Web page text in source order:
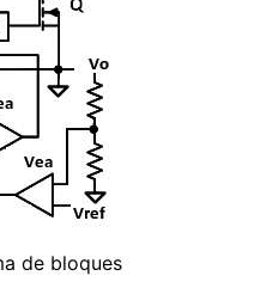
de bloques